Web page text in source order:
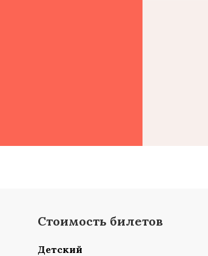
Стоимость билетов
Детский